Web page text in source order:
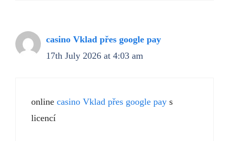
casino Vklad přes google pay
17th July 2026 at 4:03 am
online casino Vklad přes google pay s
licencí